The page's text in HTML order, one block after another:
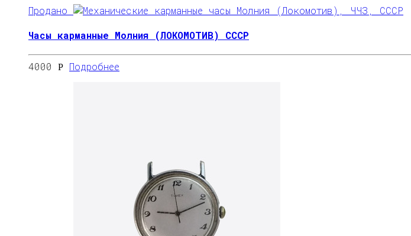
Продано
Часы карманные Молния (ЛОКОМОТИВ) СССР
4000 Р Подробнее